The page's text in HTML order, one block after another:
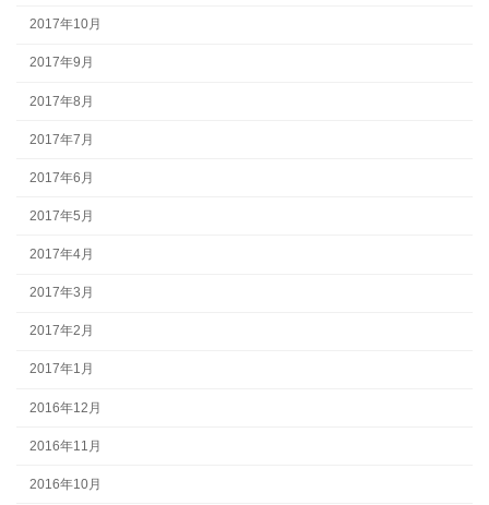
2017年10月
2017年9月
2017年8月
2017年7月
2017年6月
2017年5月
2017年4月
2017年3月
2017年2月
2017年1月
2016年12月
2016年11月
2016年10月